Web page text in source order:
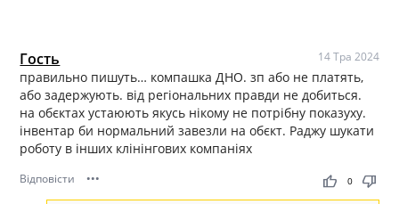
Гость 14 Тра 2024
правильно пишуть… компашка ДНО. зп або не платять,
або задержують. від регіональних правди не добиться.
на обєктах устаюють якусь нікому не потрібну показуху.
інвентар би нормальний завезли на обєкт. Раджу шукати
роботу в інших клінінгових компаніях
Відповісти ••• thumb_up thumb_down
0